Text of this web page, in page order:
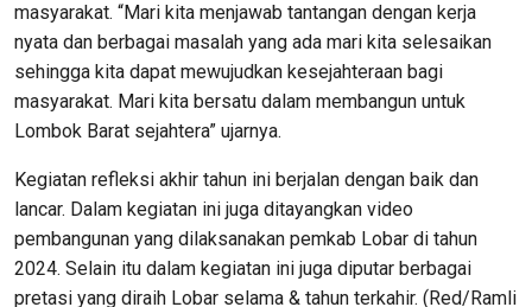
masyarakat. “Mari kita menjawab tantangan dengan kerja
nyata dan berbagai masalah yang ada mari kita selesaikan
sehingga kita dapat mewujudkan kesejahteraan bagi
masyarakat. Mari kita bersatu dalam membangun untuk
Lombok Barat sejahtera” ujarnya.
Kegiatan refleksi akhir tahun ini berjalan dengan baik dan
lancar. Dalam kegiatan ini juga ditayangkan video
pembangunan yang dilaksanakan pemkab Lobar di tahun
2024. Selain itu dalam kegiatan ini juga diputar berbagai
pretasi yang diraih Lobar selama & tahun terkahir. (Red/Ramli